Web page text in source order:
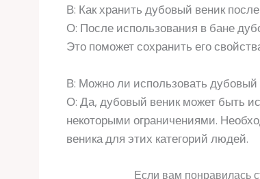
В: Как хранить дубовый веник
О: После использования в бане
Это поможет сохранить его
В: Можно ли использовать
О: Да, дубовый веник может быть
некоторыми ограничениями.
веника для этих категорий людей.
Если вам понравилась